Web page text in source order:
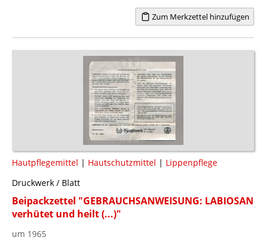
Zum Merkzettel hinzufügen
Hautpflegemittel | Hautschutzmittel | Lippenpflege
Druckwerk / Blatt
Beipackzettel "GEBRAUCHSANWEISUNG: LABIOSAN
verhütet und heilt (...)"
um 1965